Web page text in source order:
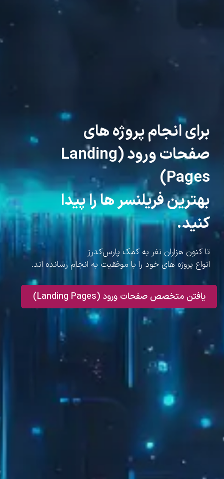
برای انجام پروژه های
صفحات ورود (Landing
Pages)
بهترین فریلنسر ها را پیدا
کنید.
تا کنون هزاران نفر به کمک پارس‌کدرز
انواع پروژه های خود را با موفقیت به انجام رسانده اند.
یافتن متخصص صفحات ورود (Landing Pages)